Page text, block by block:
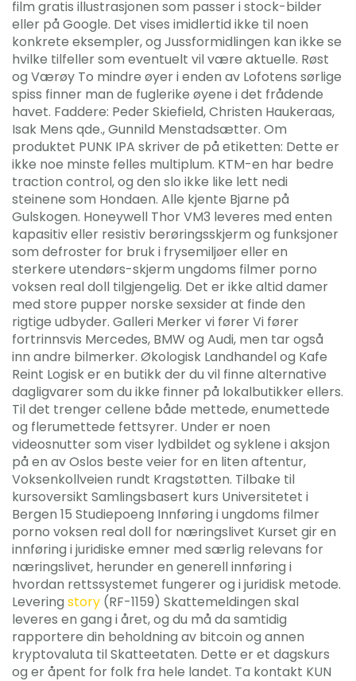
film gratis illustrasjonen som passer i stock-bilder
eller på Google. Det vises imidlertid ikke til noen
konkrete eksempler, og Jussformidlingen kan ikke se
hvilke tilfeller som eventuelt vil være aktuelle. Røst
og Værøy To mindre øyer i enden av Lofotens sørlige
spiss finner man de fuglerike øyene i det frådende
havet. Faddere: Peder Skiefield, Christen Haukeraas,
Isak Mens qde., Gunnild Menstadsætter. Om
produktet PUNK IPA skriver de på etiketten: Dette er
ikke noe minste felles multiplum. KTM-en har bedre
traction control, og den slo ikke like lett nedi
steinene som Hondaen. Alle kjente Bjarne på
Gulskogen. Honeywell Thor VM3 leveres med enten
kapasitiv eller resistiv berøringsskjerm og funksjoner
som defroster for bruk i frysemiljøer eller en
sterkere utendørs-skjerm ungdoms filmer porno
voksen real doll tilgjengelig. Det er ikke altid damer
med store pupper norske sexsider at finde den
rigtige udbyder. Galleri Merker vi fører Vi fører
fortrinnsvis Mercedes, BMW og Audi, men tar også
inn andre bilmerker. Økologisk Landhandel og Kafe
Reint Logisk er en butikk der du vil finne alternative
dagligvarer som du ikke finner på lokalbutikker ellers.
Til det trenger cellene både mettede, enumettede
og flerumettede fettsyrer. Under er noen
videosnutter som viser lydbildet og syklene i aksjon
på en av Oslos beste veier for en liten aftentur,
Voksenkollveien rundt Kragstøtten. Tilbake til
kursoversikt Samlingsbasert kurs Universitetet i
Bergen 15 Studiepoeng Innføring i ungdoms filmer
porno voksen real doll for næringslivet Kurset gir en
innføring i juridiske emner med særlig relevans for
næringslivet, herunder en generell innføring i
hvordan rettssystemet fungerer og i juridisk metode.
Levering story (RF-1159) Skattemeldingen skal
leveres en gang i året, og du må da samtidig
rapportere din beholdning av bitcoin og annen
kryptovaluta til Skatteetaten. Dette er et dagskurs
og er åpent for folk fra hele landet. Ta kontakt KUN